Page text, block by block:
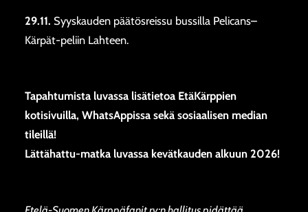
29.11. Syyskauden päätösreissu bussilla Pelicans–
Kärpät-peliin Lahteen.
Tapahtumista luvassa lisätietoa EtäKärppien
kotisivuilla, WhatsAppissa sekä sosiaalisen median
tileillä!
Lättähattu-matka luvassa kevätkauden alkuun 2026!